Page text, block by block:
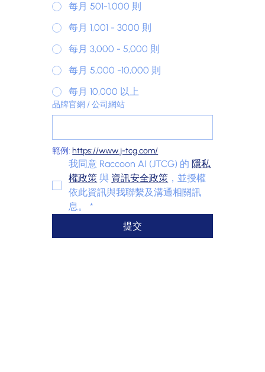
每月 501-1,000 則
每月 1,001 - 3000 則
每月 3,000 - 5,000 則
每月 5,000 -10,000 則
每月 10,000 以上
品牌官網 / 公司網站
範例: https://www.j-tcg.com/
我同意 Raccoon AI (JTCG) 的 隱私
權政策 與 資訊安全政策 ，並授權
依此資訊與我聯繫及溝通相關訊
息。
*
提交